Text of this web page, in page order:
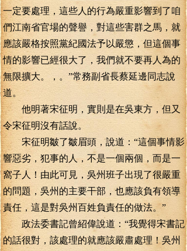
一定要處理，這些人的行為嚴重影響到了咱
們江南省官場的聲譽，對這些害群之馬，就
應該嚴格按照黨紀國法予以嚴懲，但這個事
情的影響已經很大了，我們就不要再人為的
無限擴大。，。”常務副省長蔡延邊同志說
道。
他明著宋征明，實則是在吳東方，但又
令宋征明沒有話說。
宋征明皺了皺眉頭，說道：“這個事情影
響惡劣，犯事的人，不是一個兩個，而是一
窩子人！由此可見，吳州班子出現了很嚴重
的問題，吳州的主要干部，也應該負有領導
責任，這是對吳州百姓負責任的做法。”
政法委書記曾紹偉說道：“我覺得宋書記
的話很對，該處理的就應該嚴肅處理！吳州